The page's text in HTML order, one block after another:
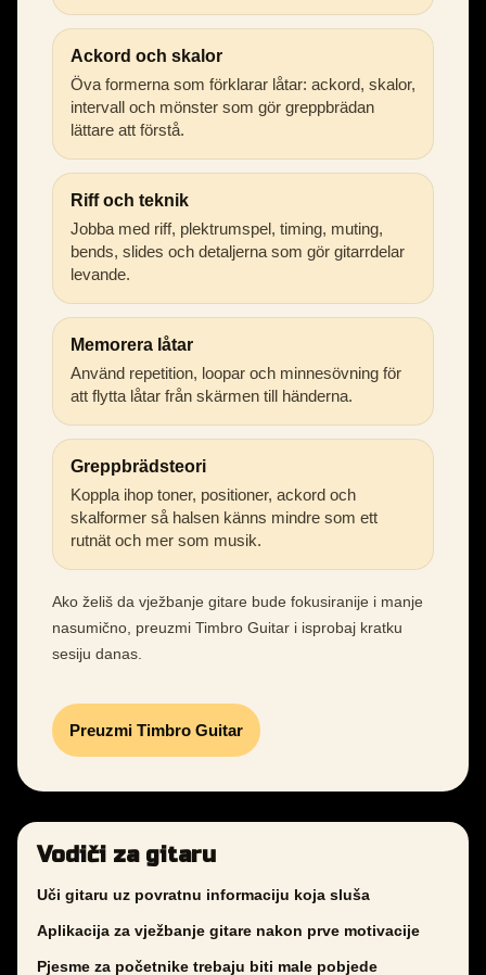
Ackord och skalor
Öva formerna som förklarar låtar: ackord, skalor,
intervall och mönster som gör greppbrädan
lättare att förstå.
Riff och teknik
Jobba med riff, plektrumspel, timing, muting,
bends, slides och detaljerna som gör gitarrdelar
levande.
Memorera låtar
Använd repetition, loopar och minnesövning för
att flytta låtar från skärmen till händerna.
Greppbrädsteori
Koppla ihop toner, positioner, ackord och
skalformer så halsen känns mindre som ett
rutnät och mer som musik.
Ako želiš da vježbanje gitare bude fokusiranije i manje
nasumično, preuzmi Timbro Guitar i isprobaj kratku
sesiju danas.
Preuzmi Timbro Guitar
Vodiči za gitaru
Uči gitaru uz povratnu informaciju koja sluša
Aplikacija za vježbanje gitare nakon prve motivacije
Pjesme za početnike trebaju biti male pobjede